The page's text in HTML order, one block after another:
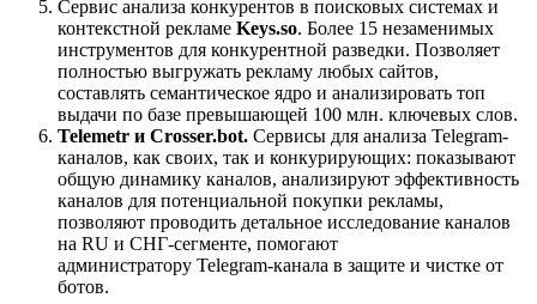
Сервис анализа конкурентов в поисковых системах и
контекстной рекламе Keys.so. Более 15 незаменимых
инструментов для конкурентной разведки. Позволяет
полностью выгружать рекламу любых сайтов,
составлять семантическое ядро и анализировать топ
выдачи по базе превышающей 100 млн. ключевых слов.
Telemetr и Сrosser.bot. Сервисы для анализа Telegram-
каналов, как своих, так и конкурирующих: показывают
общую динамику каналов, анализируют эффективность
каналов для потенциальной покупки рекламы,
позволяют проводить детальное исследование каналов
на RU и СНГ-сегменте, помогают
администратору Telegram-канала в защите и чистке от
ботов.